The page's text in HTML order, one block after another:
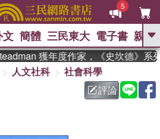
5
GO
熱搜： 東野圭吾 、 高希均教授回憶錄
父親節 、 花開錦
方念華 、 台灣的
群喵 、 臺灣漫遊錄
文 簡體 三民東大 電子書 親子
獲年度作家，《史坎德》系列
人文社科
社會科學
評論